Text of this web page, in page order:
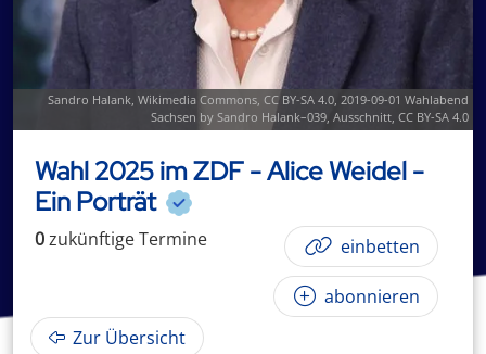
Sandro Halank, Wikimedia Commons, CC BY-SA 4.0, 2019-09-01 Wahlabend
Sachsen by Sandro Halank–039, Ausschnitt, CC BY-SA 4.0
Wahl 2025 im ZDF - Alice Weidel -
Ein Porträt
0zukünftigeTermine einbetten
abonnieren
Zur Übersicht